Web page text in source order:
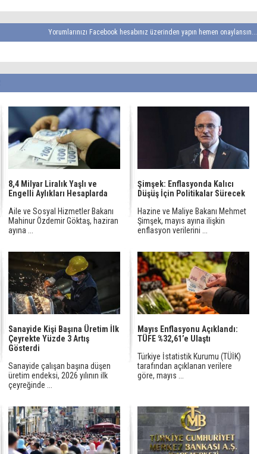
Yorumlarınızı Facebook hesabınız üzerinden yapın hemen onaylansın...
8,4 Milyar Liralık Yaşlı ve
Engelli Aylıkları Hesaplarda
Aile ve Sosyal Hizmetler Bakanı
Mahinur Özdemir Göktaş, haziran
ayına ...
Şimşek: Enflasyonda Kalıcı
Düşüş İçin Politikalar Sürecek
Hazine ve Maliye Bakanı Mehmet
Şimşek, mayıs ayına ilişkin
enflasyon verilerini ...
Sanayide Kişi Başına Üretim İlk
Çeyrekte Yüzde 3 Artış
Gösterdi
Sanayide çalışan başına düşen
üretim endeksi, 2026 yılının ilk
çeyreğinde ...
Mayıs Enflasyonu Açıklandı:
TÜFE %32,61’e Ulaştı
Türkiye İstatistik Kurumu (TÜİK)
tarafından açıklanan verilere
göre, mayıs ...